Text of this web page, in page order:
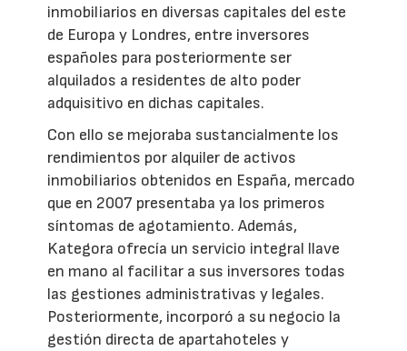
inmobiliarios en diversas capitales del este
de Europa y Londres, entre inversores
españoles para posteriormente ser
alquilados a residentes de alto poder
adquisitivo en dichas capitales.
Con ello se mejoraba sustancialmente los
rendimientos por alquiler de activos
inmobiliarios obtenidos en España, mercado
que en 2007 presentaba ya los primeros
síntomas de agotamiento. Además,
Kategora ofrecía un servicio integral llave
en mano al facilitar a sus inversores todas
las gestiones administrativas y legales.
Posteriormente, incorporó a su negocio la
gestión directa de apartahoteles y